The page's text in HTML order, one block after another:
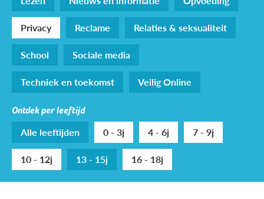
Privacy
Reclame
Relaties & seksualiteit
School
Sociale media
Techniek en toekomst
Veilig Online
Ontdek per leeftijd
Alle leeftijden 0 - 3j 4 - 6j
7 - 9j
10 - 12j
13 - 15j 16 - 18j